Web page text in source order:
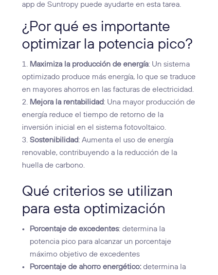
app de Suntropy puede ayudarte en esta tarea.
¿Por qué es importante
optimizar la potencia pico?
Maximiza la producción de energía: Un sistema
optimizado produce más energía, lo que se traduce
en mayores ahorros en las facturas de electricidad.
Mejora la rentabilidad: Una mayor producción de
energía reduce el tiempo de retorno de la
inversión inicial en el sistema fotovoltaico.
Sostenibilidad: Aumenta el uso de energía
renovable, contribuyendo a la reducción de la
huella de carbono.
Qué criterios se utilizan
para esta optimización
Porcentaje de excedentes: determina la
potencia pico para alcanzar un porcentaje
máximo objetivo de excedentes
Porcentaje de ahorro energético: determina la